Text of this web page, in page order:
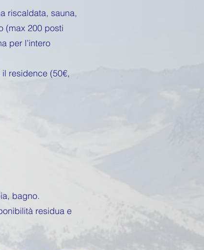
riscaldata, sauna,
(max 200 posti
per l’intero
residence (50€,
bagno.
residua e